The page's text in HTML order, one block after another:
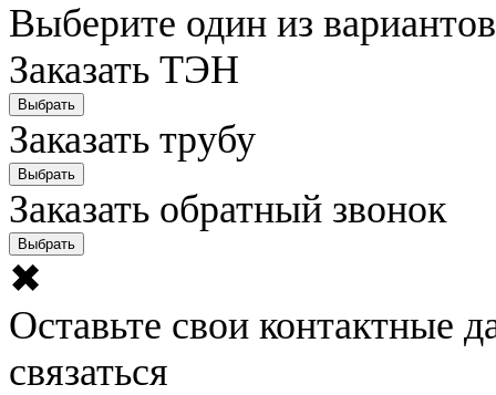
Выберите один из
Заказать ТЭН
Выбрать
Заказать трубу
Выбрать
Заказать обратный звонок
Выбрать
✖
Оставьте свои контактные
связаться